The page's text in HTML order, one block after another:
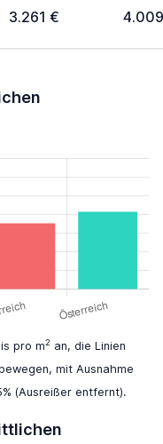
3.261 €
pro m2 an, die Linien
mit Ausnahme
(Ausreißer entfernt).